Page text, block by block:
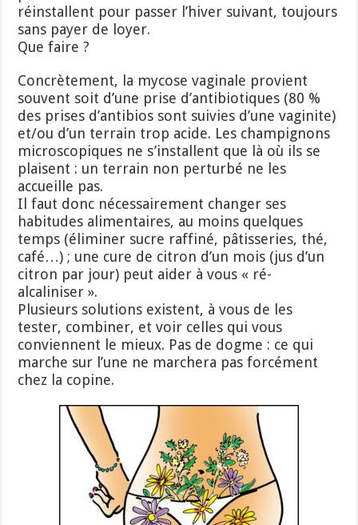
réinstallent pour passer l’hiver suivant, toujours
sans payer de loyer.
Que faire ?
Concrètement, la mycose vaginale provient
souvent soit d’une prise d’antibiotiques (80 %
des prises d’antibios sont suivies d’une vaginite)
et/ou d’un terrain trop acide. Les champignons
microscopiques ne s’installent que là où ils se
plaisent : un terrain non perturbé ne les
accueille pas.
Il faut donc nécessairement changer ses
habitudes alimentaires, au moins quelques
temps (éliminer sucre raffiné, pâtisseries, thé,
café…) ; une cure de citron d’un mois (jus d’un
citron par jour) peut aider à vous « ré-
alcaliniser ».
Plusieurs solutions existent, à vous de les
tester, combiner, et voir celles qui vous
conviennent le mieux. Pas de dogme : ce qui
marche sur l’une ne marchera pas forcément
chez la copine.